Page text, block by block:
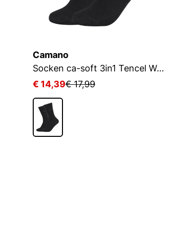
Camano
Socken ca-soft 3in1 Tencel Wolle Bambus
€ 14,39€ 17,99